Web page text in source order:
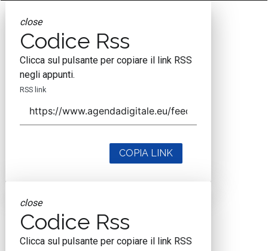
close
Codice Rss
Clicca sul pulsante per copiare il link RSS
negli appunti.
RSS link
COPIA LINK
close
Codice Rss
Clicca sul pulsante per copiare il link RSS